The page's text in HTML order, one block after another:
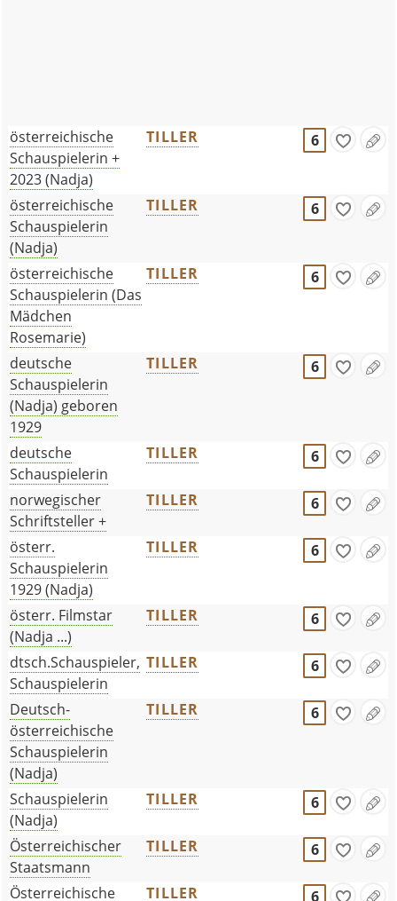
österreichische
Schauspielerin +
2023 (Nadja)
TILLER 6
österreichische
Schauspielerin
(Nadja)
TILLER 6
österreichische
Schauspielerin (Das
Mädchen
Rosemarie)
TILLER 6
deutsche
Schauspielerin
(Nadja) geboren
1929
TILLER 6
deutsche
Schauspielerin
TILLER 6
norwegischer
Schriftsteller +
TILLER 6
österr.
Schauspielerin
1929 (Nadja)
TILLER 6
österr. Filmstar
(Nadja ...)
TILLER 6
dtsch.Schauspieler,
Schauspielerin
TILLER 6
Deutsch-
österreichische
Schauspielerin
(Nadja)
TILLER 6
Schauspielerin
(Nadja)
TILLER 6
Österreichischer
Staatsmann
TILLER 6
Österreichische
TILLER 6